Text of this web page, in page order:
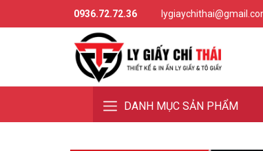
0936.72.72.36
DANH MỤC SẢN PHẨM